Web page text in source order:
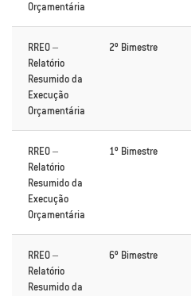
Orçamentária
RREO –
Relatório
Resumido da
Execução
Orçamentária
2º Bimestre
RREO –
Relatório
Resumido da
Execução
Orçamentária
1º Bimestre
RREO –
Relatório
Resumido da
6º Bimestre